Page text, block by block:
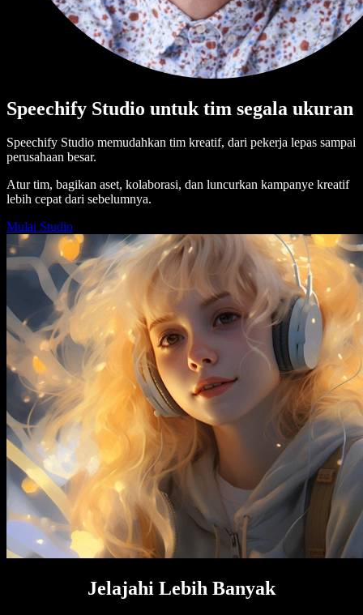
Speechify Studio untuk tim segala ukuran
Speechify Studio memudahkan tim kreatif, dari pekerja lepas sampai
perusahaan besar.
Atur tim, bagikan aset, kolaborasi, dan luncurkan kampanye kreatif
lebih cepat dari sebelumnya.
Mulai Studio
Jelajahi Lebih Banyak